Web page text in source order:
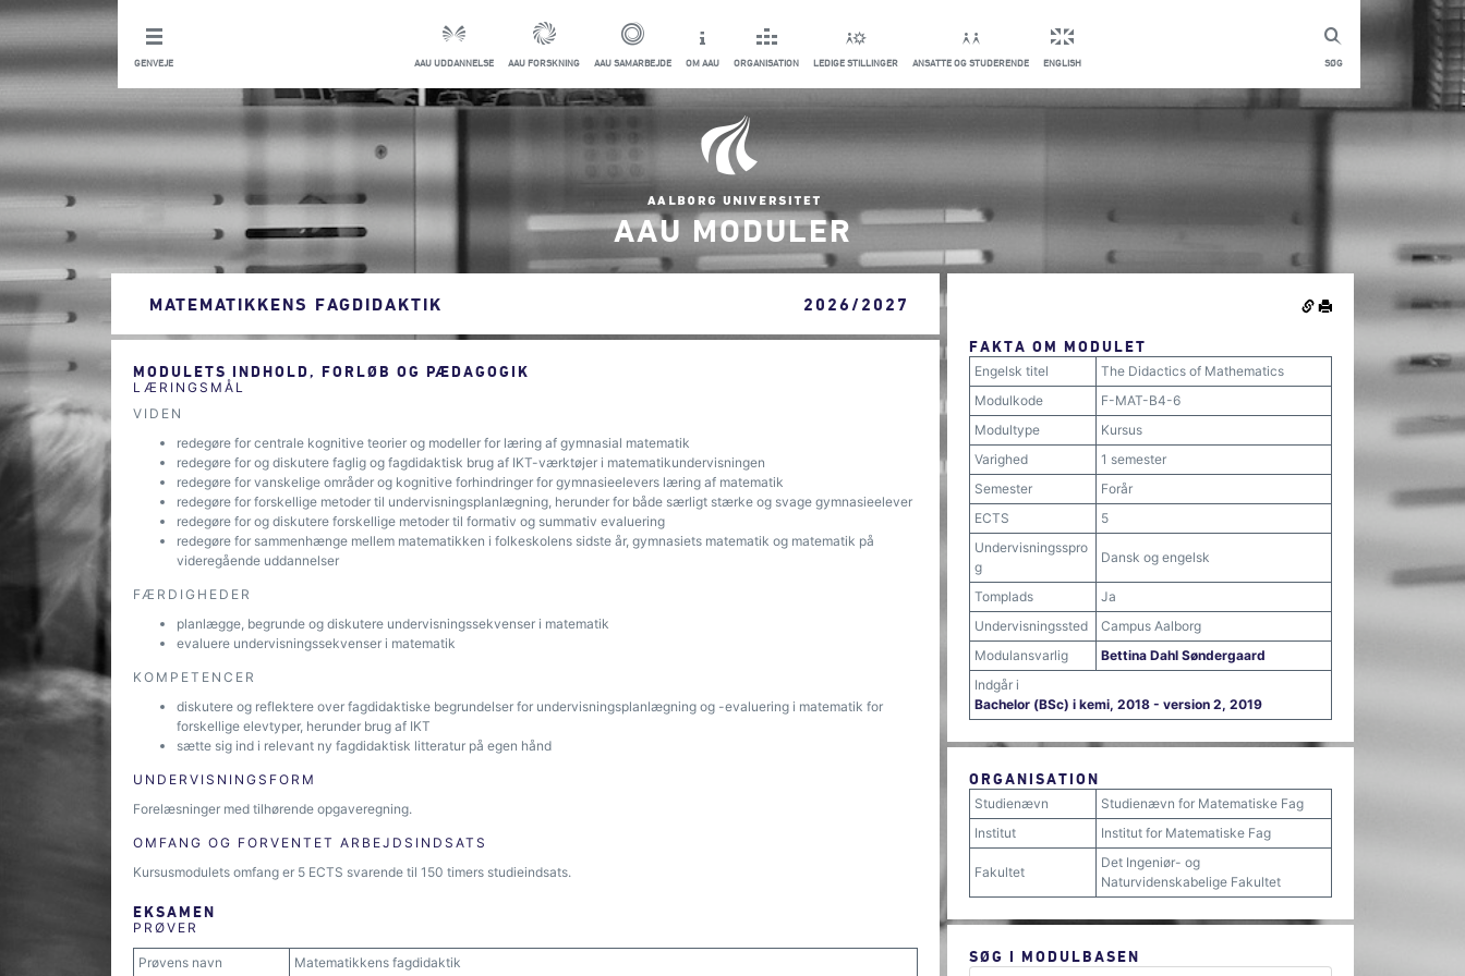
SØG
GENVEJE AAU UDDANNELSE AAU FORSKNING AAU SAMARBEJDE OM AAU ORGANISATION LEDIGE STILLINGER ANSATTE OG STUDERENDE ENGLISH
AAU MODULER
MATEMATIKKENS FAGDIDAKTIK 2026/2027
MODULETS INDHOLD, FORLØB OG PÆDAGOGIK
LÆRINGSMÅL
VIDEN
redegøre for centrale kognitive teorier og modeller for læring af gymnasial matematik
redegøre for og diskutere faglig og fagdidaktisk brug af IKT-værktøjer i matematikundervisningen
redegøre for vanskelige områder og kognitive forhindringer for gymnasieelevers læring af matematik
redegøre for forskellige metoder til undervisningsplanlægning, herunder for både særligt stærke og svage gymnasieelever
redegøre for og diskutere forskellige metoder til formativ og summativ evaluering
redegøre for sammenhænge mellem matematikken i folkeskolens sidste år, gymnasiets matematik og matematik på
videregående uddannelser
FÆRDIGHEDER
planlægge, begrunde og diskutere undervisningssekvenser i matematik
evaluere undervisningssekvenser i matematik
KOMPETENCER
diskutere og reflektere over fagdidaktiske begrundelser for undervisningsplanlægning og -evaluering i matematik for
forskellige elevtyper, herunder brug af IKT
sætte sig ind i relevant ny fagdidaktisk litteratur på egen hånd
UNDERVISNINGSFORM
Forelæsninger med tilhørende opgaveregning.
OMFANG OG FORVENTET ARBEJDSINDSATS
Kursusmodulets omfang er 5 ECTS svarende til 150 timers studieindsats.
EKSAMEN
PRØVER
Prøvens navn Matematikkens fagdidaktik
FAKTA OM MODULET
Engelsk titel
The Didactics of Mathematics
Modulkode
F-MAT-B4-6
Modultype
Kursus
Varighed
1 semester
Semester
Forår
ECTS
5
Undervisningsspro
g
Dansk og engelsk
Tomplads
Ja
Undervisningssted
Campus Aalborg
Modulansvarlig
Bettina Dahl Søndergaard
Indgår i
Bachelor (BSc) i kemi, 2018 - version 2, 2019
ORGANISATION
Studienævn
Studienævn for Matematiske Fag
Institut
Institut for Matematiske Fag
Fakultet
Det Ingeniør- og
Naturvidenskabelige Fakultet
SØG I MODULBASEN